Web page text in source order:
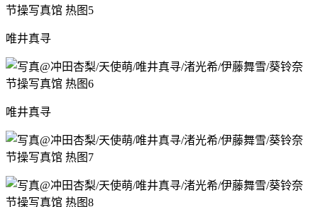
唯井真寻
唯井真寻